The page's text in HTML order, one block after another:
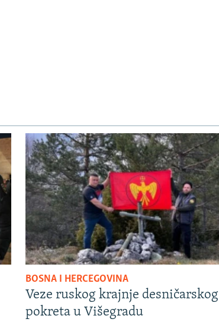
BOSNA I HERCEGOVINA
Veze ruskog krajnje desničarskog
pokreta u Višegradu